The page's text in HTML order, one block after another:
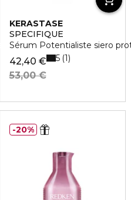
KERASTASE
SPECIFIQUE
Sérum Potentialiste siero
42,40 €
53,00 €
5 1
20%